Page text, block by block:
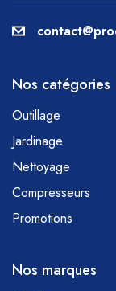
Nos catégories
Outillage
Jardinage
Nettoyage
Compresseurs
Promotions
Nos marques